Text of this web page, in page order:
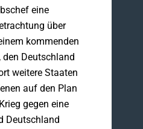
eine
über
kommenden
den Deutschland
weitere Staaten
auf den Plan
gegen eine
Deutschland